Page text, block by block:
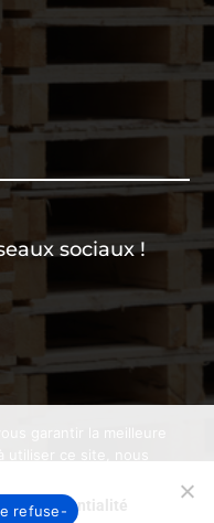
sociaux !
Confidentialité
refuse-